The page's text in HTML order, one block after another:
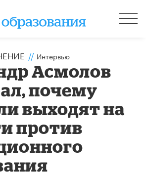
// Интервью
Асмолов
почему
выходят на
против